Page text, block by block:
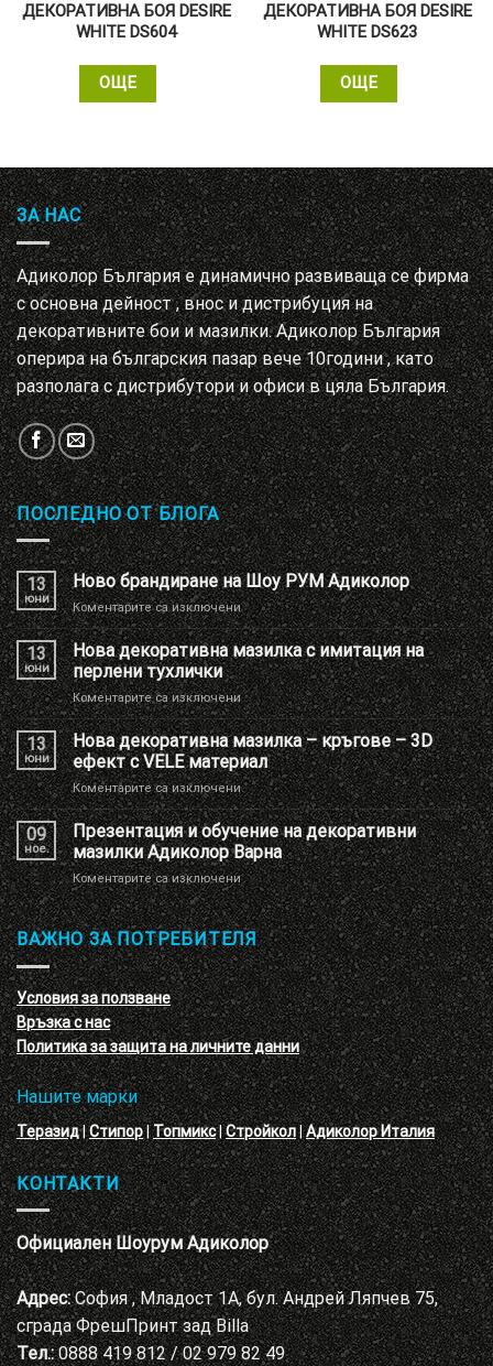
ДЕКОРАТИВНА БОЯ DESIRE
WHITE DS604
ОЩЕ
ДЕКОРАТИВНА БОЯ DESIRE
WHITE DS623
ОЩЕ
ЗА НАС
Адиколор България е динамично развиваща се фирма
с основна дейност , внос и дистрибуция на
декоративните бои и мазилки. Адиколор България
оперира на българския пазар вече 10години , като
разполага с дистрибутори и офиси в цяла България.
ПОСЛЕДНО ОТ БЛОГА
13
юни
Ново брандиране на Шоу РУМ Адиколор
Коментарите са изключениза
Ново
брандиране
на
Шоу
РУМ
Адиколор
13
юни
Нова декоративна мазилка с имитация на
перлени тухлички
Коментарите са изключениза
Нова
декоративна
мазилка
с
имитация
на
перлени
тухлички
13
юни
Нова декоративна мазилка – кръгове – 3D
ефект с VELE материал
Коментарите са изключениза
Нова
декоративна
мазилка
–
кръгове
–
3D
ефект
с
VELE
материал
09
ное.
Презентация и обучение на декоративни
мазилки Адиколор Варна
Коментарите са изключениза
Презентация
и
обучение
на
декоративни
мазилки
Адиколор
Варна
ВАЖНО ЗА ПОТРЕБИТЕЛЯ
Условия за ползване
Връзка с нас
Политика за защита на личните данни
Нашите марки
Теразид|Стипор|Топмикс|Стройкол|Адиколор Италия
КОНТАКТИ
Официален Шоурум Адиколор
Адрес:София , Младост 1А, бул. Андрей Ляпчев 75,
сграда ФрешПринт зад Billa
Тел.:0888 419 812 / 02 979 82 49